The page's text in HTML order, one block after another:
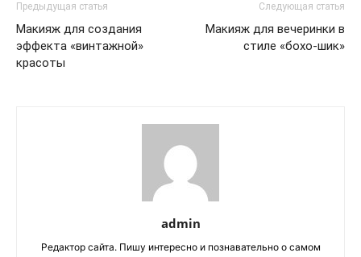
Предыдущая статья
Макияж для создания
эффекта «винтажной»
красоты
Следующая статья
Макияж для вечеринки в
стиле «бохо-шик»
admin
Редактор сайта. Пишу интересно и познавательно о самом